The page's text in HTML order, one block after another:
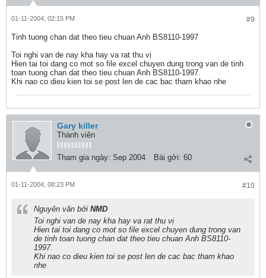
#9
01-11-2004, 02:15 PM
Tinh tuong chan dat theo tieu chuan Anh BS8110-1997
Toi nghi van de nay kha hay va rat thu vị
Hien tai toi dang co mot so file excel chuyen dung trong van de tinh
toan tuong chan dat theo tieu chuan Anh BS8110-1997.
Khi nao co dieu kien toi se post len de cac bac tham khao nhe
Gary killer
Thành viên
Tham gia ngày: Sep 2004 Bài gởi: 60
#10
01-11-2004, 08:23 PM
Nguyên văn bởi NMD
Toi nghi van de nay kha hay va rat thu vị
Hien tai toi dang co mot so file excel chuyen dung trong van
de tinh toan tuong chan dat theo tieu chuan Anh BS8110-
1997.
Khi nao co dieu kien toi se post len de cac bac tham khao
nhe